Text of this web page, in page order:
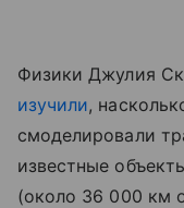
Физики Джулия
изучили,
смоделировали
известные
(около 36 000 км